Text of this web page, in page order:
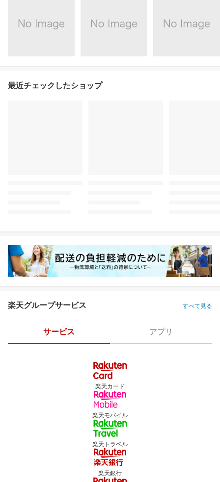
最近チェックしたショップ
楽天グループサービス すべて見る
サービス アプリ
楽天カード
楽天モバイル
楽天トラベル
楽天銀行